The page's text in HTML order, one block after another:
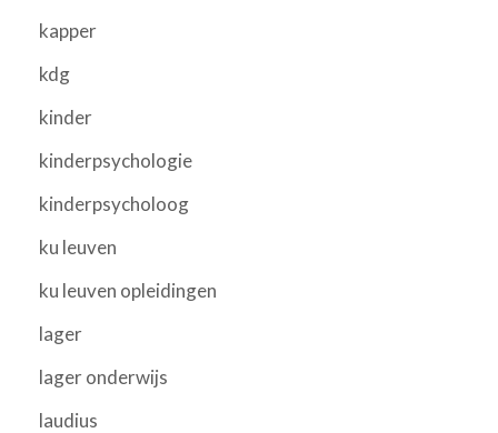
kapper
kdg
kinder
kinderpsychologie
kinderpsycholoog
ku leuven
ku leuven opleidingen
lager
lager onderwijs
laudius